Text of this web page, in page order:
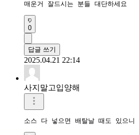
매운거 잘드시는 분들 대단하세요
0
답글 쓰기
2025.04.21 22:14
사지말고입양해
소스 다 넣으면 배탈날 때도 있으니